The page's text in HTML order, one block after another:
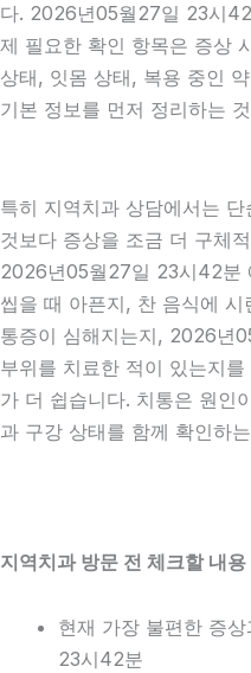
다. 2026년05월27일 23시
제 필요한 확인 항목은 증상
상태, 잇몸 상태, 복용 중인
기본 정보를 먼저 정리하는
특히 지역치과 상담에서는
것보다 증상을 조금 더 구체
2026년05월27일 23시42분
씹을 때 아픈지, 찬 음식에
통증이 심해지는지, 2026년
부위를 치료한 적이 있는지
가 더 쉽습니다. 치통은 원인
과 구강 상태를 함께 확인하
지역치과 방문 전 체크할 내
현재 가장 불편한 증
23시42분